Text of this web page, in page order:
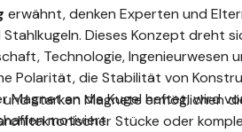
erwähnt, denken Experten und
Dieses Konzept dreht
Technologie, Ingenieurwesen
Polarität, die Stabilität von
Magnet an die Kugel heftet, wird
motiviert.
starken Magnete ermöglichen
Stücke oder